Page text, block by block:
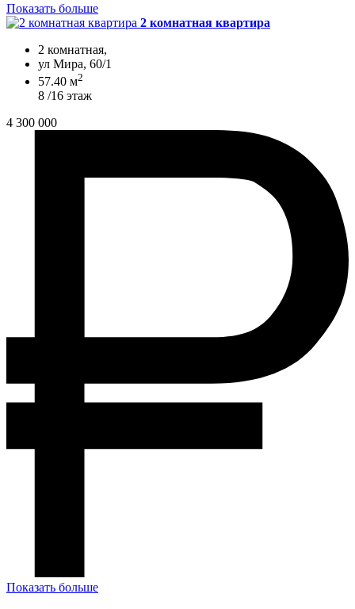
Показать больше
2 комнатная квартира
2 комнатная,
ул Мира, 60/1
57.40 м2
8 /16 этаж
4 300 000
Показать больше